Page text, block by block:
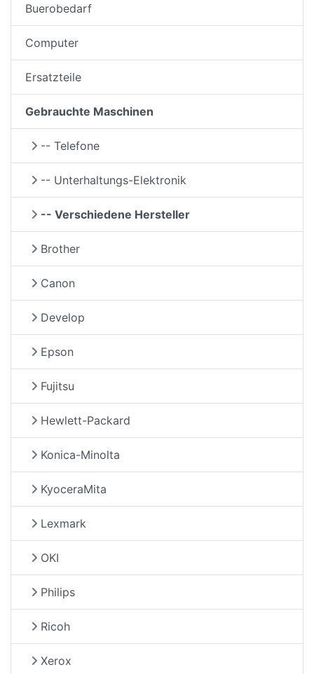
Buerobedarf
Computer
Ersatzteile
Gebrauchte Maschinen
-- Telefone
-- Unterhaltungs-Elektronik
-- Verschiedene Hersteller
Brother
Canon
Develop
Epson
Fujitsu
Hewlett-Packard
Konica-Minolta
KyoceraMita
Lexmark
OKI
Philips
Ricoh
Xerox